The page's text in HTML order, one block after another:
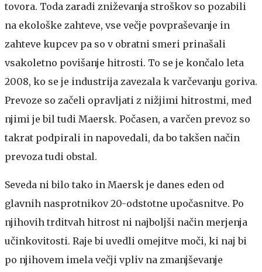
tovora. Toda zaradi zniževanja stroškov so pozabili
na ekološke zahteve, vse večje povpraševanje in
zahteve kupcev pa so v obratni smeri prinašali
vsakoletno povišanje hitrosti. To se je končalo leta
2008, ko se je industrija zavezala k varčevanju goriva.
Prevoze so začeli opravljati z nižjimi hitrostmi, med
njimi je bil tudi Maersk. Počasen, a varčen prevoz so
takrat podpirali in napovedali, da bo takšen način
prevoza tudi obstal.
Seveda ni bilo tako in Maersk je danes eden od
glavnih nasprotnikov 20-odstotne upočasnitve. Po
njihovih trditvah hitrost ni najboljši način merjenja
učinkovitosti. Raje bi uvedli omejitve moči, ki naj bi
po njihovem imela večji vpliv na zmanjševanje